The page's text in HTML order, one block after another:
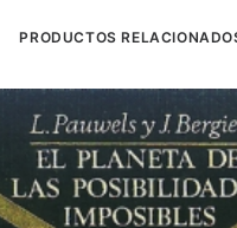
PRODUCTOS